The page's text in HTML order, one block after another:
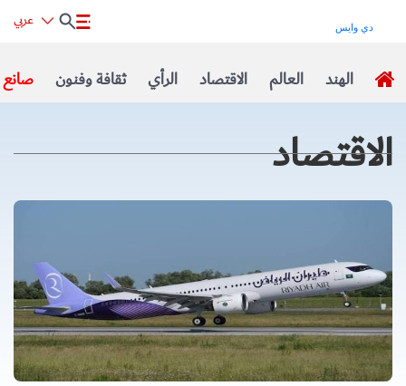
صانع ثقافة وفنون الرأي الاقتصاد العالم الهند
الاقتصاد